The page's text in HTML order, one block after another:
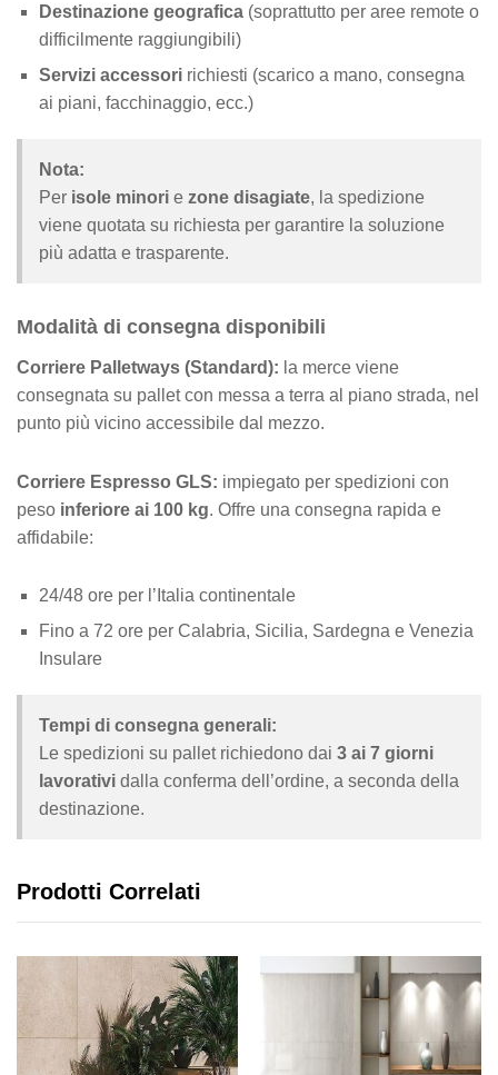
Destinazione geografica (soprattutto per aree remote o
difficilmente raggiungibili)
Servizi accessori richiesti (scarico a mano, consegna
ai piani, facchinaggio, ecc.)
Nota:
Per isole minori e zone disagiate, la spedizione
viene quotata su richiesta per garantire la soluzione
più adatta e trasparente.
Modalità di consegna disponibili
Corriere Palletways (Standard): la merce viene
consegnata su pallet con messa a terra al piano strada, nel
punto più vicino accessibile dal mezzo.
Corriere Espresso GLS: impiegato per spedizioni con
peso inferiore ai 100 kg. Offre una consegna rapida e
affidabile:
24/48 ore per l’Italia continentale
Fino a 72 ore per Calabria, Sicilia, Sardegna e Venezia
Insulare
Tempi di consegna generali:
Le spedizioni su pallet richiedono dai 3 ai 7 giorni
lavorativi dalla conferma dell’ordine, a seconda della
destinazione.
Prodotti Correlati